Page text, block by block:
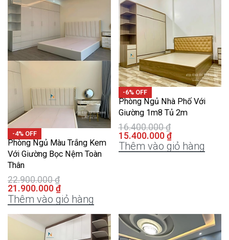
-4% OFF
Phòng Ngủ Màu Trắng Kem
Với Giường Bọc Nệm Toàn
Thân
22.900.000₫
21.900.000 ₫
Thêm vào giỏ hàng
-6% OFF
Phòng Ngủ Nhà Phố Với
Giường 1m8 Tủ 2m
16.400.000₫
15.400.000 ₫
Thêm vào giỏ hàng